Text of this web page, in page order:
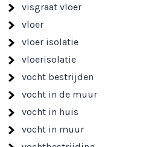
visgraat vloer
vloer
vloer isolatie
vloerisolatie
vocht bestrijden
vocht in de muur
vocht in huis
vocht in muur